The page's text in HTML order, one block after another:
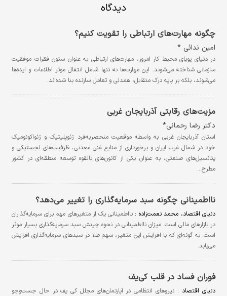
دیدگاه
چگونه مهارت‌های ارتباطی را تقویت کنیم؟
امین ندائی *
در دنیای پویای محیط کار امروز، مهارت‌های ارتباطی به عنوان ستون فقرات موفقیت
سازمانی شناخته می‌شوند. این مهارت‌ها نه تنها شامل انتقال موثر اطلاعات و ایده‌ها
می‌‌شوند، بلکه بر پایه درک متقابل، همدلی و تعامل سازنده بنا شده‌اند.
مزیت‌های رقابتی آذربایجان غربی
دکتر رضا رحمانی*
استان آذربایجان غربی به واسطه موقعیت منحصربه‌فرد ژئوپلیتیک و ژئواکونومیک
خود در شمال غرب ایران و برخورداری از منابع غنی معدنی، ظرفیت‌های لجستیکی و
پتانسیل‌های صنعتی، به عنوان یکی از کانون‌های بالقوه توسعه منطقه‌ای در کشور
مطرح…
نااطمینانی چگونه سبد سرمایه‌گذاری را تغییر می‌دهد؟
دنیای اقتصاد، محمد نعمت‌زاده : نااطمینانی یک از متغیرهای مهم برای سرمایه‌گذاران
در بازارهای مالی است. میزان نااطمینانی در نحوه چینش سبد سرمایه‌گذاری بسیار موثر
است. به گونه‌ای که با افزایش این متغیر، سهم طلا در سبدهای سرمایه‌گذاری افزایش
می‌یابد.
فوران فساد در قلب کی‌یف
دنیای اقتصاد : نیروهای انتظامی در آپارتمان‌های مجلل کی یف در حال جست‌وجو